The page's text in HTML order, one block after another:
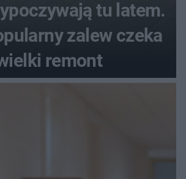
tu latem.
zalew czeka
remont